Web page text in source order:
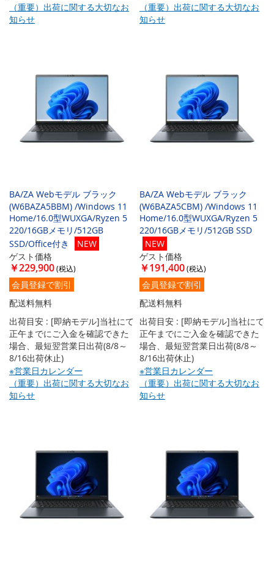
（重要）出荷に関する大切なお
知らせ
（重要）出荷に関する大切なお
知らせ
BA/ZA Webモデル ブラック
(W6BAZA5BBM) /Windows 11
Home/16.0型WUXGA/Ryzen 5
220/16GBメモリ/512GB
SSD/Office付き
NEW
ゲスト価格
￥229,900
会員登録で割引
配送料無料
出荷目安 : [即納モデル]当社にて
正午までにご入金を確認できた
場合、最短翌営業日出荷(8/8～
8/16出荷休止)
※営業日カレンダー
（重要）出荷に関する大切なお
知らせ
BA/ZA Webモデル ブラック
(W6BAZA5CBM) /Windows 11
Home/16.0型WUXGA/Ryzen 5
220/16GBメモリ/512GB SSD
NEW
ゲスト価格
￥191,400
会員登録で割引
配送料無料
出荷目安 : [即納モデル]当社にて
正午までにご入金を確認できた
場合、最短翌営業日出荷(8/8～
8/16出荷休止)
※営業日カレンダー
（重要）出荷に関する大切なお
知らせ